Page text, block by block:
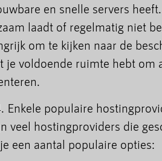
en snelle servers
laadt of regelmatig niet
om te kijken naar de
je voldoende ruimte hebt om
Enkele populaire
veel hostingproviders die
een aantal populaire opties: